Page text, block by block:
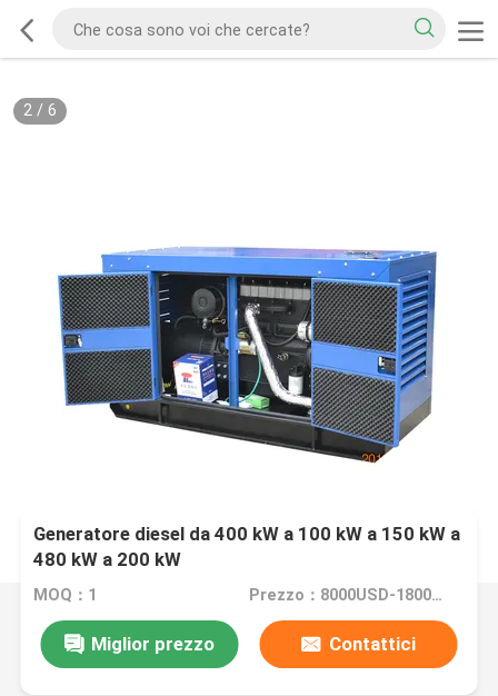
2/ 6
Generatore diesel da 400 kW a 100 kW a 150 kW a
480 kW a 200 kW
MOQ：1 Prezzo：8000USD-18000USD
Miglior prezzo Contattici